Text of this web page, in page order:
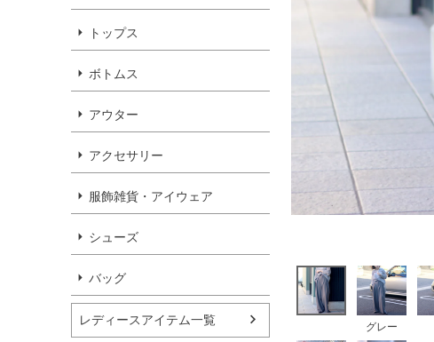
トップス
ボトムス
アウター
アクセサリー
服飾雑貨・アイウェア
シューズ
バッグ
レディースアイテム一覧
グレー